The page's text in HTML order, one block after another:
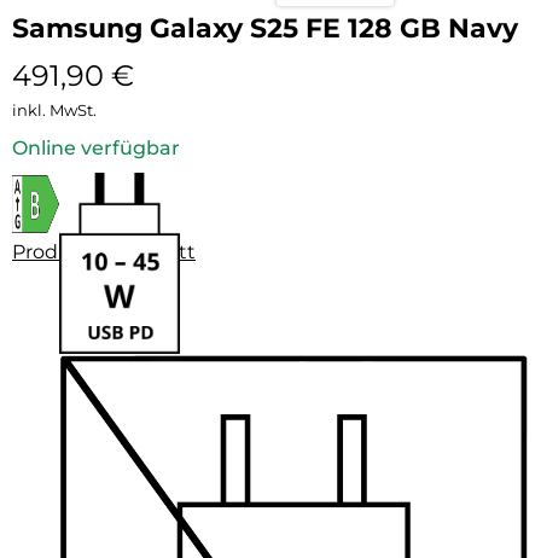
Samsung Galaxy S25 FE 128 GB Navy
491,90 €
inkl. MwSt.
Online verfügbar
Produktdatenblatt